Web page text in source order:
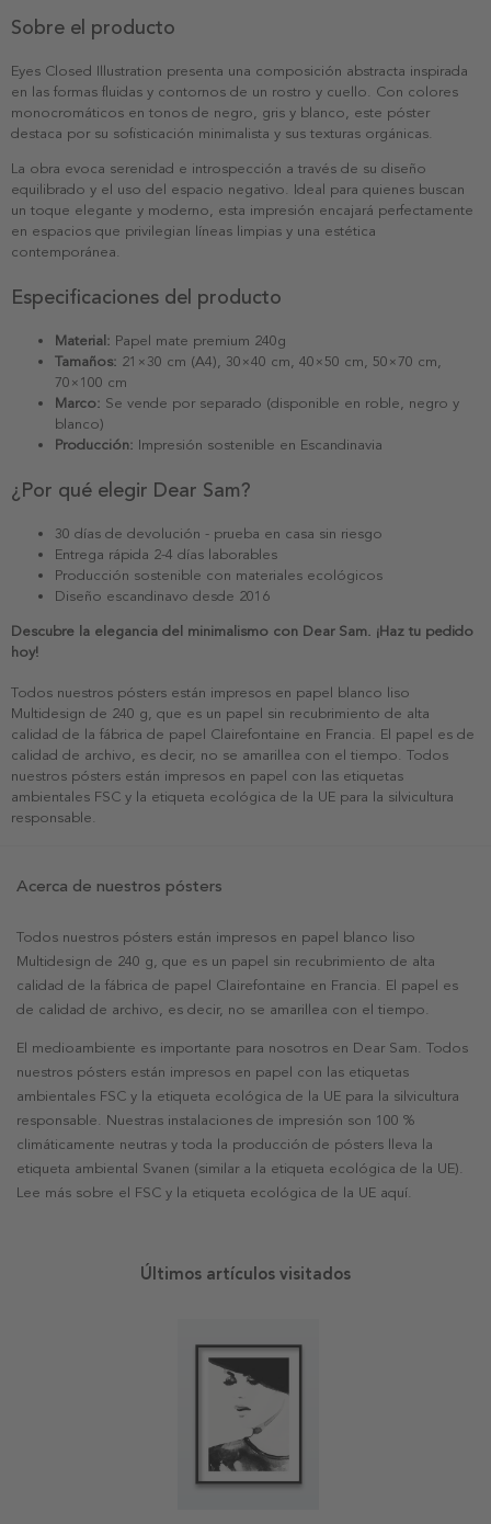
Sobre el producto
Eyes Closed Illustration presenta una composición abstracta inspirada
en las formas fluidas y contornos de un rostro y cuello. Con colores
monocromáticos en tonos de negro, gris y blanco, este póster
destaca por su sofisticación minimalista y sus texturas orgánicas.
La obra evoca serenidad e introspección a través de su diseño
equilibrado y el uso del espacio negativo. Ideal para quienes buscan
un toque elegante y moderno, esta impresión encajará perfectamente
en espacios que privilegian líneas limpias y una estética
contemporánea.
Especificaciones del producto
Material: Papel mate premium 240g
Tamaños: 21×30 cm (A4), 30×40 cm, 40×50 cm, 50×70 cm,
70×100 cm
Marco: Se vende por separado (disponible en roble, negro y
blanco)
Producción: Impresión sostenible en Escandinavia
¿Por qué elegir Dear Sam?
30 días de devolución - prueba en casa sin riesgo
Entrega rápida 2-4 días laborables
Producción sostenible con materiales ecológicos
Diseño escandinavo desde 2016
Descubre la elegancia del minimalismo con Dear Sam. ¡Haz tu pedido
hoy!
Todos nuestros pósters están impresos en papel blanco liso
Multidesign de 240 g, que es un papel sin recubrimiento de alta
calidad de la fábrica de papel Clairefontaine en Francia. El papel es de
calidad de archivo, es decir, no se amarillea con el tiempo. Todos
nuestros pósters están impresos en papel con las etiquetas
ambientales FSC y la etiqueta ecológica de la UE para la silvicultura
responsable.
Acerca de nuestros pósters
Todos nuestros pósters están impresos en papel blanco liso
Multidesign de 240 g, que es un papel sin recubrimiento de alta
calidad de la fábrica de papel Clairefontaine en Francia. El papel es
de calidad de archivo, es decir, no se amarillea con el tiempo.
El medioambiente es importante para nosotros en Dear Sam. Todos
nuestros pósters están impresos en papel con las etiquetas
ambientales FSC y la etiqueta ecológica de la UE para la silvicultura
responsable. Nuestras instalaciones de impresión son 100 %
climáticamente neutras y toda la producción de pósters lleva la
etiqueta ambiental Svanen (similar a la etiqueta ecológica de la UE).
Lee más sobre el FSC y la etiqueta ecológica de la UE aquí.
Últimos artículos visitados